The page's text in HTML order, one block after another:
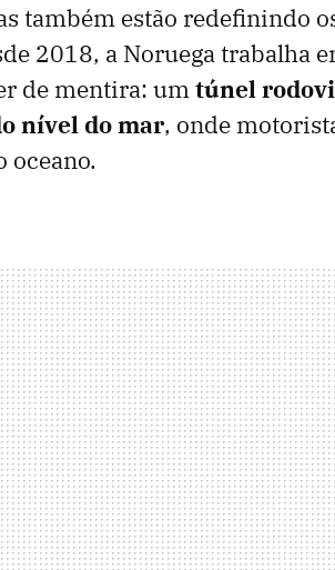
também estão redefinindo
2018, a Noruega trabalha
de mentira: umtúnel
nível do mar, onde
oceano.